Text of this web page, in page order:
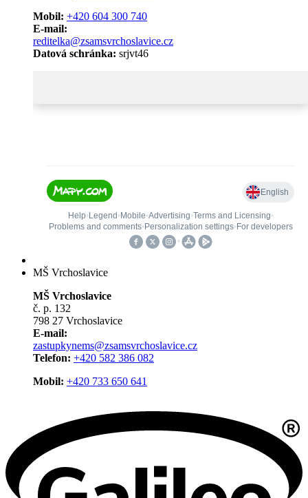
Mobil: +420 604 300 740
E-mail:
reditelka@zsamsvrchoslavice.cz
Datová schránka: srjvt46
MŠ Vrchoslavice
MŠ Vrchoslavice
č. p. 132
798 27 Vrchoslavice
E-mail:
zastupkynems@zsamsvrchoslavice.cz
Telefon: +420 582 386 082
Mobil: +420 733 650 641